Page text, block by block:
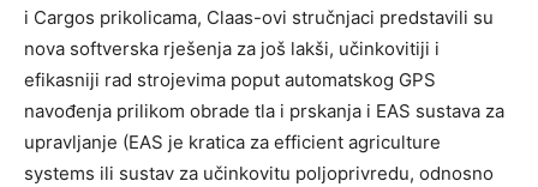
i Cargos prikolicama, Claas-ovi stručnjaci predstavili su
nova softverska rješenja za još lakši, učinkovitiji i
efikasniji rad strojevima poput automatskog GPS
navođenja prilikom obrade tla i prskanja i EAS sustava za
upravljanje (EAS je kratica za efficient agriculture
systems ili sustav za učinkovitu poljoprivredu, odnosno